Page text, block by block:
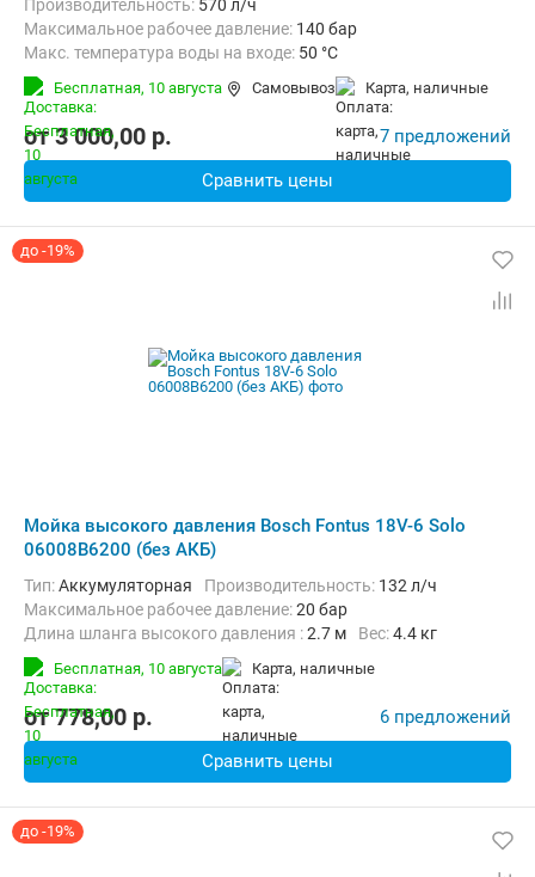
Производительность: 570 л/ч
Максимальное рабочее давление: 140 бар
Макс. температура воды на входе: 50 °C
Длина шланга высокого давления :
10 м
Бесплатная, 10 августа Самовывоз карта, наличные
от3 000,00 p. 7 предложений
Сравнить цены
до -19%
Мойка высокого давления Bosch Fontus 18V-6 Solo
06008B6200 (без АКБ)
Тип:Аккумуляторная Производительность: 132 л/ч
Максимальное рабочее давление:20 бар
Длина шланга высокого давления :2.7 м Вес:4.4 кг
Бесплатная, 10 августа карта, наличные
от778,00 p. 6 предложений
Сравнить цены
до -19%